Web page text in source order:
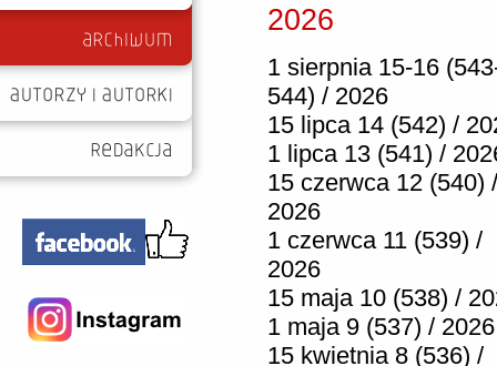
2026
1 sierpnia 15-16
544) / 2026
15 lipca 14 (542) /
1 lipca 13 (541) /
15 czerwca 12 (540) /
2026
1 czerwca 11 (539) /
2026
15 maja 10 (538) /
1 maja 9 (537) / 2026
15 kwietnia 8 (536) /